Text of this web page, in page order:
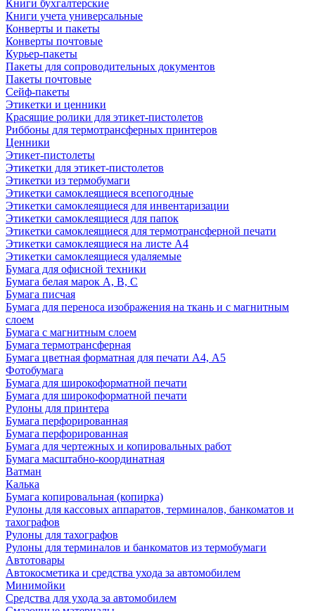
Книги бухгалтерские
Книги учета универсальные
Конверты и пакеты
Конверты почтовые
Курьер-пакеты
Пакеты для сопроводительных документов
Пакеты почтовые
Сейф-пакеты
Этикетки и ценники
Красящие ролики для этикет-пистолетов
Риббоны для термотрансферных принтеров
Ценники
Этикет-пистолеты
Этикетки для этикет-пистолетов
Этикетки из термобумаги
Этикетки самоклеящиеся всепогодные
Этикетки самоклеящиеся для инвентаризации
Этикетки самоклеящиеся для папок
Этикетки самоклеящиеся для термотрансферной печати
Этикетки самоклеящиеся на листе А4
Этикетки самоклеящиеся удаляемые
Бумага для офисной техники
Бумага белая марок А, В, С
Бумага писчая
Бумага для переноса изображения на ткань и с магнитным
слоем
Бумага с магнитным слоем
Бумага термотрансферная
Бумага цветная форматная для печати А4, А5
Фотобумага
Бумага для широкоформатной печати
Бумага для широкоформатной печати
Рулоны для принтера
Бумага перфорированная
Бумага перфорированная
Бумага для чертежных и копировальных работ
Бумага масштабно-координатная
Ватман
Калька
Бумага копировальная (копирка)
Рулоны для кассовых аппаратов, терминалов, банкоматов и
тахографов
Рулоны для тахографов
Рулоны для терминалов и банкоматов из термобумаги
Автотовары
Автокосметика и средства ухода за автомобилем
Минимойки
Средства для ухода за автомобилем